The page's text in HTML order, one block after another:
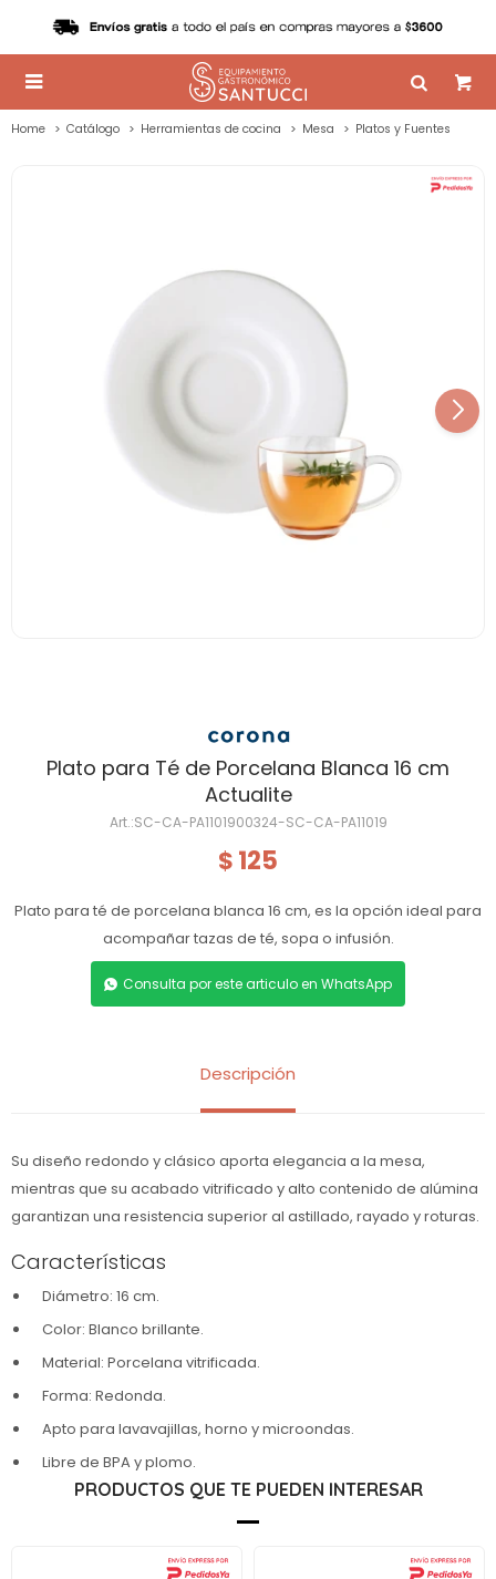

Home Catálogo Herramientas de cocina Mesa Platos y Fuentes
Plato para Té de Porcelana Blanca 16 cm
Actualite
SC-CA-PA1101900324-SC-CA-PA11019
$ 125
Plato para té de porcelana blanca 16 cm, es la opción ideal para
acompañar tazas de té, sopa o infusión.
Consulta por este articulo en WhatsApp
Descripción
Su diseño redondo y clásico aporta elegancia a la mesa,
mientras que su acabado vitrificado y alto contenido de alúmina
garantizan una resistencia superior al astillado, rayado y roturas.
Características
Diámetro: 16 cm.
Color: Blanco brillante.
Material: Porcelana vitrificada.
Forma: Redonda.
Apto para lavavajillas, horno y microondas.
Libre de BPA y plomo.
PRODUCTOS QUE TE PUEDEN INTERESAR